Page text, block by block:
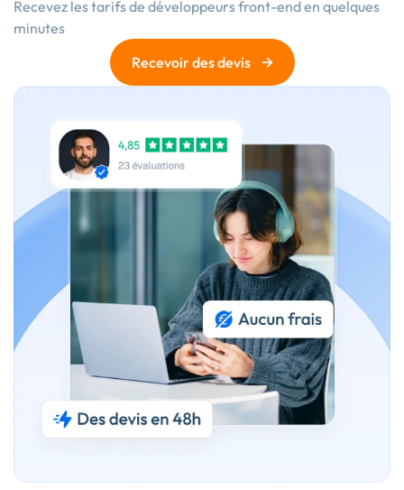
Recevez lestarifs de développeurs front-enden quelques
minutes
Recevoir des devis
→